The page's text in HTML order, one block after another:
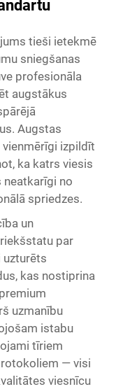
tieši ietekmē
sniegšanas
profesionāla
augstākus
Augstas
izpildīt
ka katrs viesis
neatkarīgi no
spriedzes.
un
par
uzturēts
kas nostiprina
uzmanību
istabu
tīriem
— visi
viesnīcu